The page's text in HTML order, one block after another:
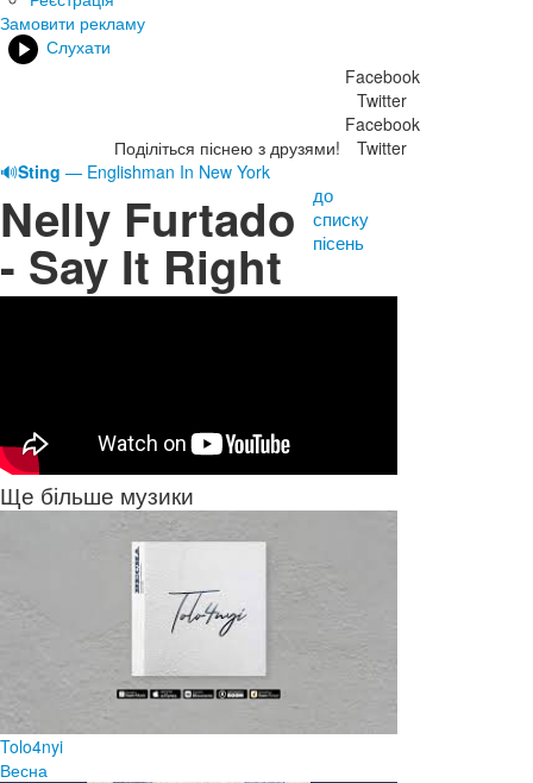
Замовити рекламу
Слухати
Поділіться піснею з друзями!
Facebook
Twitter
Facebook
Twitter
🔊Sting — Englishman In New York
Nelly Furtado
- Say It Right
до
списку
пісень
Ще більше музики
Tolo4nyi
Весна